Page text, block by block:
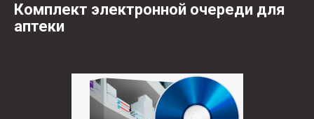
Комплект электронной очереди для
аптеки